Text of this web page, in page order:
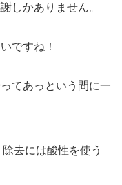
しかありません。
ですね！
てあっという間に一
去には酸性を使う